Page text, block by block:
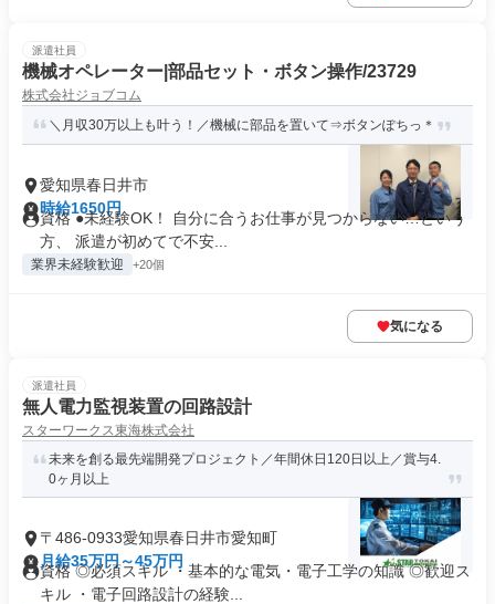
派遣社員
機械オペレーター|部品セット・ボタン操作/23729
株式会社ジョブコム
＼月収30万以上も叶う！／機械に部品を置いて⇒ボタンぽちっ＊
愛知県春日井市
時給1650円
資格 ●未経験OK！ 自分に合うお仕事が見つからない…という
方、 派遣が初めてで不安...
業界未経験歓迎 +20個
気になる
派遣社員
無人電力監視装置の回路設計
スターワークス東海株式会社
未来を創る最先端開発プロジェクト／年間休日120日以上／賞与4.
0ヶ月以上
〒486-0933愛知県春日井市愛知町
月給35万円～45万円
資格 ◎必須スキル ・基本的な電気・電子工学の知識 ◎歓迎ス
キル ・電子回路設計の経験...